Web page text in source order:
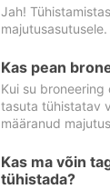
Jah!
majutusasutusele.
Kas pean
Kui su
tasuta tühistatav
määranud
Kas ma võin
tühistada?